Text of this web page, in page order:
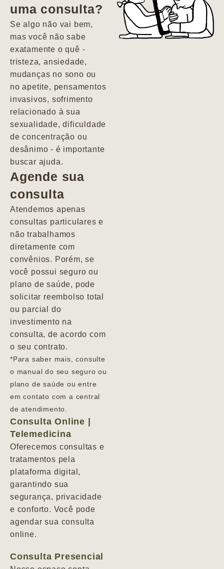
depressão e
agitação com
pensamentos
uma consulta?
Se algo não vai bem,
mas você não sabe
exatamente o quê -
tristeza, ansiedade,
mudanças no sono ou
no apetite, pensamentos
invasivos, sofrimento
relacionado à sua
sexualidade, dificuldade
de concentração ou
desânimo - é importante
buscar ajuda.
Agende sua
consulta
Atendemos apenas
consultas particulares e
não trabalhamos
diretamente com
convênios. Porém, se
você possui seguro ou
plano de saúde, pode
solicitar reembolso total
ou parcial do
investimento na
consulta, de acordo com
o seu contrato.
*Para saber mais, consulte
o manual do seu seguro ou
plano de saúde ou entre
em contato com a central
de atendimento.
Consulta Online |
Telemedicina
Oferecemos consultas e
tratamentos pela
plataforma digital,
garantindo sua
segurança, privacidade
e conforto. Você pode
agendar sua consulta
online.
Consulta Presencial